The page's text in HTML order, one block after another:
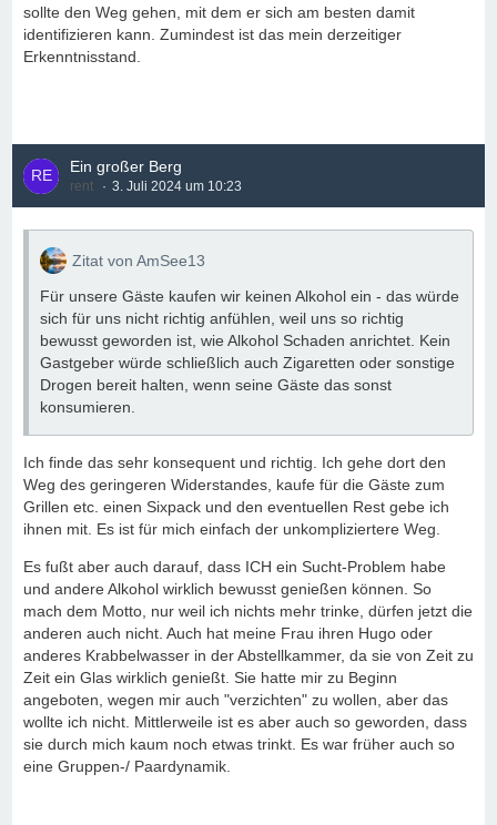
sollte den Weg gehen, mit dem er sich am besten damit
identifizieren kann. Zumindest ist das mein derzeitiger
Erkenntnisstand.
Ein großer Berg
rent 3. Juli 2024 um 10:23
Zitat von AmSee13
Für unsere Gäste kaufen wir keinen Alkohol ein - das würde
sich für uns nicht richtig anfühlen, weil uns so richtig
bewusst geworden ist, wie Alkohol Schaden anrichtet. Kein
Gastgeber würde schließlich auch Zigaretten oder sonstige
Drogen bereit halten, wenn seine Gäste das sonst
konsumieren.
Ich finde das sehr konsequent und richtig. Ich gehe dort den
Weg des geringeren Widerstandes, kaufe für die Gäste zum
Grillen etc. einen Sixpack und den eventuellen Rest gebe ich
ihnen mit. Es ist für mich einfach der unkompliziertere Weg.
Es fußt aber auch darauf, dass ICH ein Sucht-Problem habe
und andere Alkohol wirklich bewusst genießen können. So
mach dem Motto, nur weil ich nichts mehr trinke, dürfen jetzt die
anderen auch nicht. Auch hat meine Frau ihren Hugo oder
anderes Krabbelwasser in der Abstellkammer, da sie von Zeit zu
Zeit ein Glas wirklich genießt. Sie hatte mir zu Beginn
angeboten, wegen mir auch "verzichten" zu wollen, aber das
wollte ich nicht. Mittlerweile ist es aber auch so geworden, dass
sie durch mich kaum noch etwas trinkt. Es war früher auch so
eine Gruppen-/ Paardynamik.